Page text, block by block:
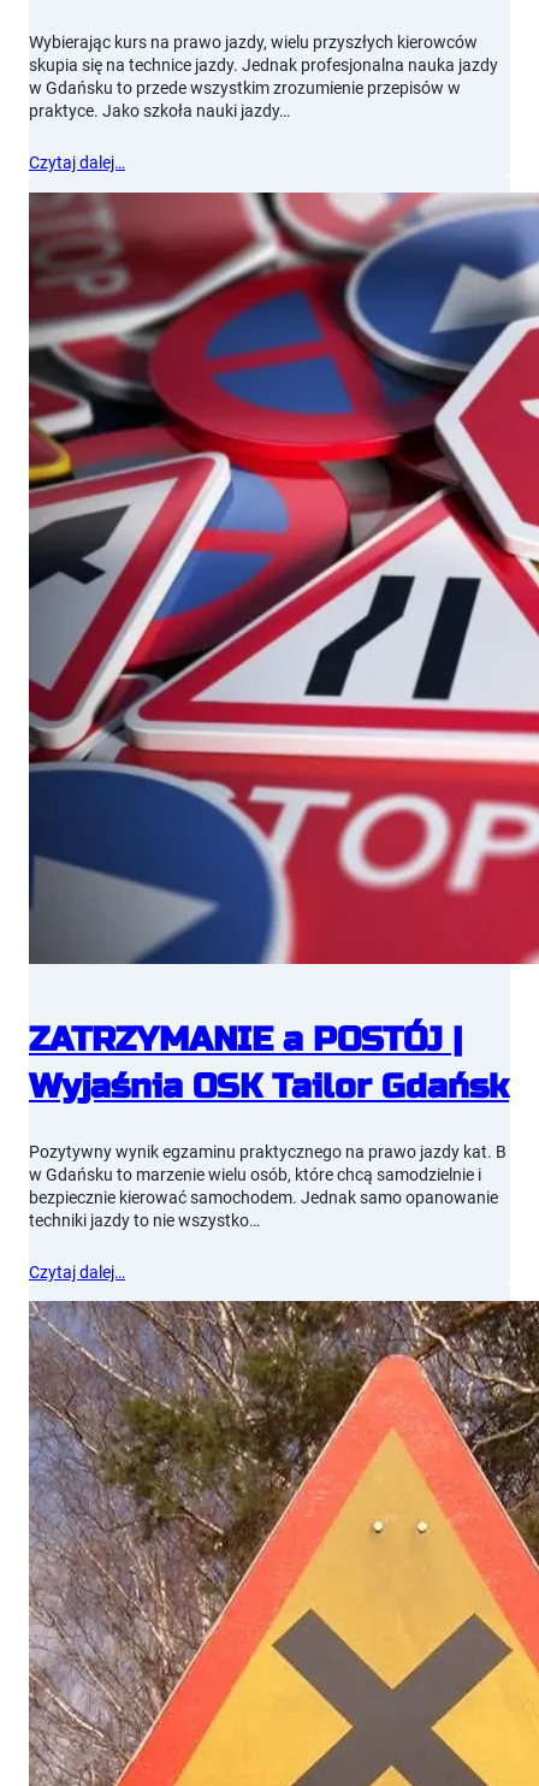
Wybierając kurs na prawo jazdy, wielu przyszłych kierowców
skupia się na technice jazdy. Jednak profesjonalna nauka jazdy
w Gdańsku to przede wszystkim zrozumienie przepisów w
praktyce. Jako szkoła nauki jazdy…
Czytaj dalej…
ZATRZYMANIE a POSTÓJ |
Wyjaśnia OSK Tailor Gdańsk
Pozytywny wynik egzaminu praktycznego na prawo jazdy kat. B
w Gdańsku to marzenie wielu osób, które chcą samodzielnie i
bezpiecznie kierować samochodem. Jednak samo opanowanie
techniki jazdy to nie wszystko…
Czytaj dalej…